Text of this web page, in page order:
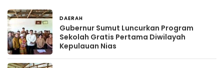
DAERAH
Gubernur Sumut Luncurkan Program
Sekolah Gratis Pertama Diwilayah
Kepulauan Nias